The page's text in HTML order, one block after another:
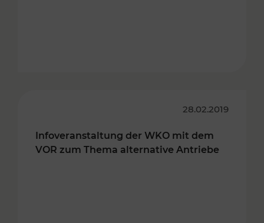
28.02.2019
Infoveranstaltung der WKO mit dem
VOR zum Thema alternative Antriebe